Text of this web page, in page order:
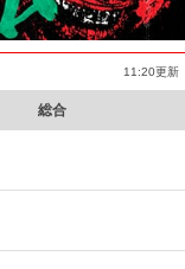
11:20更新
総合